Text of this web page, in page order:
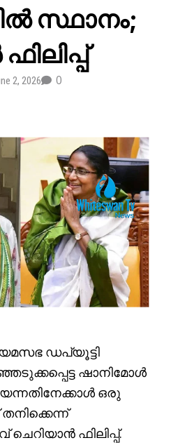
സ്ഥാനം;
2, 2026 0
ഡപ്യൂട്ടി
ഷാനിമോള്‍
ഒരു
ഫിലിപ്പ്.